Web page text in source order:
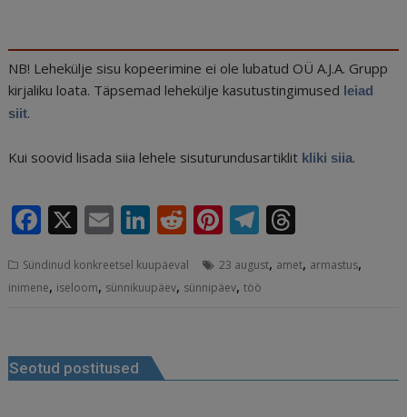
NB! Lehekülje sisu kopeerimine ei ole lubatud OÜ A.J.A. Grupp
kirjaliku loata. Täpsemad lehekülje kasutustingimused leiad
siit.
Kui soovid lisada siia lehele sisuturundusartiklit kliki siia.
F
c
e
o
o
X E
ai
Li
k
e
n
R
d
di
Pi
te
T
e r
s
Sündinud konkreetsel kuupäeval 23 august, amet, armastus,
inimene, iseloom, sünnikuupäev, sünnipäev,töö
Seotud postitused